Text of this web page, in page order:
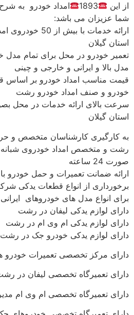
از این
1893
امداد خودرو به شرح
شما عزیزان می باشد:
ارائه خدمات با
استان گیلان
تعمیر خودرو در محل برای تمام مدل
مدل بالا و ایرانی و خارجی و چینی
قیمت مناسب امداد خودرو بر اساس
خودرو و صنف امداد خودرو رشت
سرعت بالای ارائه خدمات در محل
استان گیلان
به کارگیری کارشناسان متخصص و
صورت 24 ساعته
ارائه ضمانت تعمیرات و حمل خودرو با
برخورداری از انواع قطعات یدکی
برای انواع مدل های خودروهای
دارای لوازم یدکی لیفان در رشت
دارای لوازم یدکی ام وی ام در رشت
دارای لوازم یدکی خودرو جک در رشت
دارای مرکز تخصصی تعمیرات خودرو
دارای تعمیرگاه تخصصی لیفان در
دارای تعمیرگاه تخصصی ام وی ام